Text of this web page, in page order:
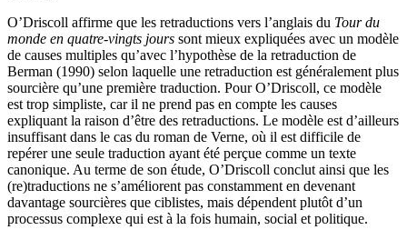
O’Driscoll affirme que les retraductions vers l’anglais du Tour du
monde en quatre-vingts jours sont mieux expliquées avec un modèle
de causes multiples qu’avec l’hypothèse de la retraduction de
Berman (1990) selon laquelle une retraduction est généralement plus
sourcière qu’une première traduction. Pour O’Driscoll, ce modèle
est trop simpliste, car il ne prend pas en compte les causes
expliquant la raison d’être des retraductions. Le modèle est d’ailleurs
insuffisant dans le cas du roman de Verne, où il est difficile de
repérer une seule traduction ayant été perçue comme un texte
canonique. Au terme de son étude, O’Driscoll conclut ainsi que les
(re)traductions ne s’améliorent pas constamment en devenant
davantage sourcières que ciblistes, mais dépendent plutôt d’un
processus complexe qui est à la fois humain, social et politique.